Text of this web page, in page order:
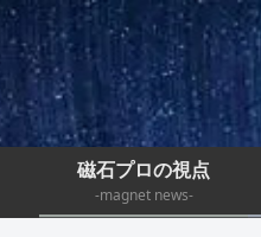
磁石プロの視点
-magnet news-